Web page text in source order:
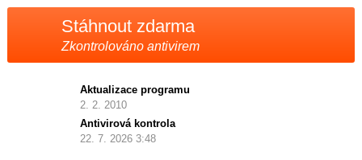
Stáhnout zdarma
Zkontrolováno antivirem
Aktualizace programu
2. 2. 2010
Antivirová kontrola
22. 7. 2026 3:48